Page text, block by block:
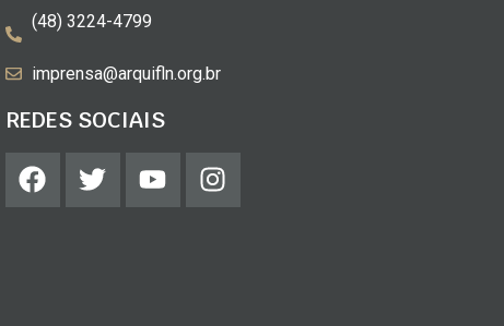
(48) 3224-4799
imprensa@arquifln.org.br
REDES SOCIAIS